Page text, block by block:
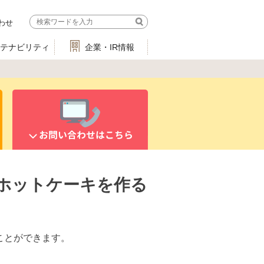
せ
ナビリティ 企業・IR情報
お問い合わせはこちら
ットケーキを作る
ができます。